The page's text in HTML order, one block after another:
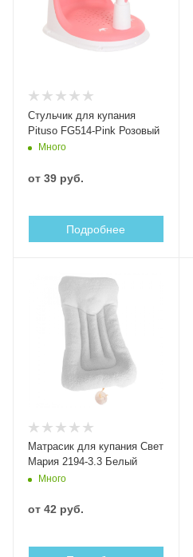
Стульчик для купания
Pituso FG514-Pink Розовый
Много
от 39 руб.
Подробнее
Матрасик для купания Свет
Мария 2194-3.3 Белый
Много
от 42 руб.